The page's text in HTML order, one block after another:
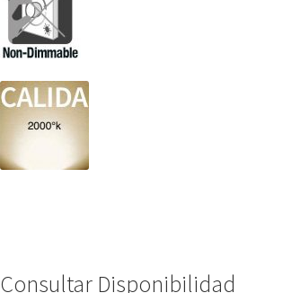
Consultar Disponibilidad